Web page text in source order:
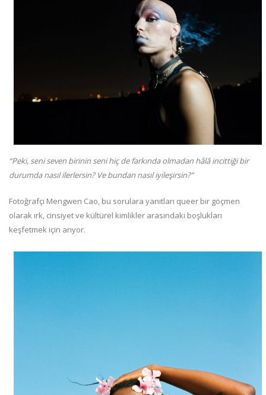
“Peki, seni seven birinin seni hiç de farkında olmadan hâlâ incittiği bir
durumda nasıl ilerlersin? Ve bundan nasıl iyileşirsin?”
Fotoğrafçı Mengwen Cao, bu sorulara yanıtları queer bir göçmen
olarak ırk, cinsiyet ve kültürel kimlikler arasındaki boşlukları
keşfetmek için arıyor.